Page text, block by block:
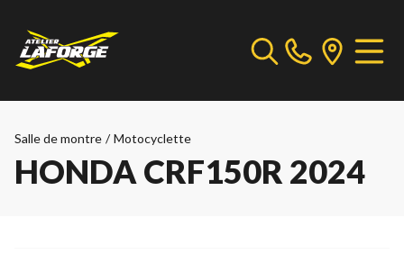
Salle de montre / Motocyclette
HONDA CRF150R 2024